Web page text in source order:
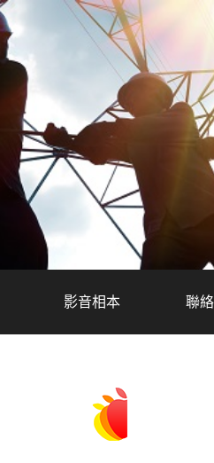
影音相本 聯